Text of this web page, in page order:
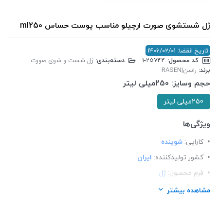
ژل شستشوی صورت ارچیلو مناسب پوست حساس ml250
تاریخ انقضا: 1406/02/01
کد محصول:
دسته‌بندی: ژل شست و شوی صورت
برند: راسن|RASEN
حجم وسایز: 250میلی لیتر
250میلی لیتر
ویژگی‌ها
کارایی: شوینده
کشور تولید‎کننده:
ایران
فرم محصول: ژل
برند:آرچیلو (Archilo)
مشاهده بیشتر